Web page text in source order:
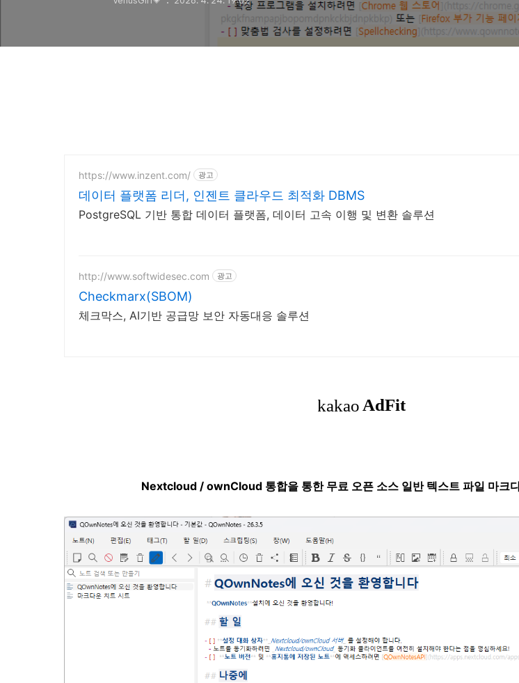
https://www.inzent.com/ 광고
데이터 플랫폼 리더, 인젠트 클라우드 최적화 DBMS
PostgreSQL 기반 통합 데이터 플랫폼, 데이터 고속 이행 및 변환 솔루션
http://www.softwidesec.com 광고
Checkmarx(SBOM)
체크막스, AI기반 공급망 보안 자동대응 솔루션
Nextcloud / ownCloud 통합을 통한 무료 오픈 소스 일반 텍스트 파일 마크